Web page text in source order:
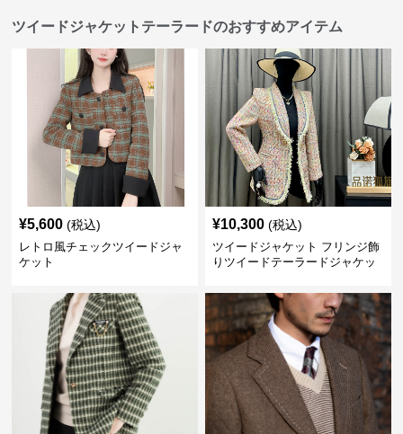
ツイードジャケットテーラードのおすすめアイテム
¥5,600 (税込)
レトロ風チェックツイードジャ
ケット
¥10,300 (税込)
ツイードジャケット フリンジ飾
りツイードテーラードジャケッ